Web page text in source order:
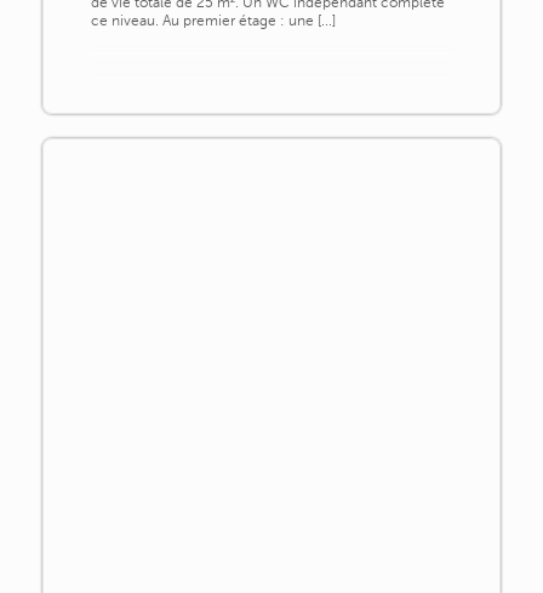
ce niveau. Au premier étage : une [...]